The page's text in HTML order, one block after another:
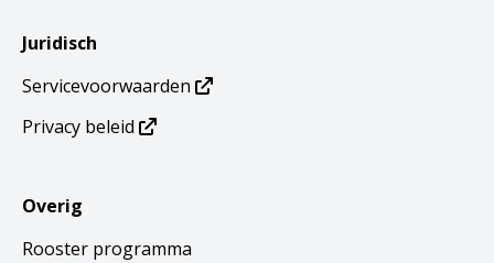
Juridisch
Servicevoorwaarden
Privacy beleid
Overig
Rooster programma